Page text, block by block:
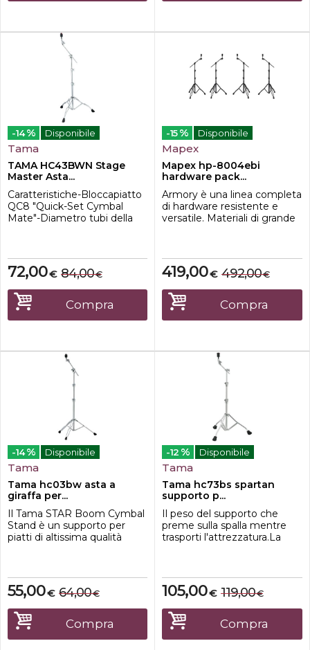
Sistema Quick-Set tilter
-14 % Disponibile
Tama
TAMA HC43BWN Stage
Master Asta...
Caratteristiche-Bloccapiatto
QC8 "Quick-Set Cymbal
Mate"-Diametro tubi della
Asta convertibile dritta /
giraffa-Gambe a doppio
rinforzo-Lunghezza braccio:
400mm-Altezza: 760 -
1800mm-Peso: 3,4kg
€
72,00 €
84,00
Compra
-15 % Disponibile
Mapex
Mapex hp-8004ebi
hardware pack...
Armory è una linea completa
di hardware resistente e
versatile. Materiali di grande
che pretendono la massima
affidabilità dal loro set di
hardware. Tutti i prodotti
sono disponibili sia in finitura
croma...
€
419,00 €
492,00
Compra
-14 % Disponibile
Tama
Tama hc03bw asta a
giraffa per...
Il Tama STAR Boom Cymbal
Stand è un supporto per
piatti di altissima qualità
batteristi più esigenti. La sua
struttura robusta è
caratterizzata da un tubo
della base con diametro di
28,6 mm, che garantisce un
supp...
€
55,00 €
64,00
Compra
-12 % Disponibile
Tama
Tama hc73bs spartan
supporto p...
Il peso del supporto che
preme sulla spalla mentre
trasporti l'attrezzatura.La
che si manifesta prima
ancora di aver suonato una
singola nota.Questi sono
piccoli disagi che quasi tutti i
batteristi sperimentano, ma
spes...
€
105,00 €
119,00
Compra